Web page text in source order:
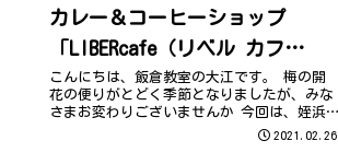
カレー＆コーヒーショップ
「LIBERcafe（リベル カフ
ェ）」
こんにちは、飯倉教室の大江です。 梅の開
花の便りがとどく季節となりましたが、みな
さまお変わりございませんか 今回は、姪浜
にある本場の混合スパイスで作るスリランカ
2021.02.26